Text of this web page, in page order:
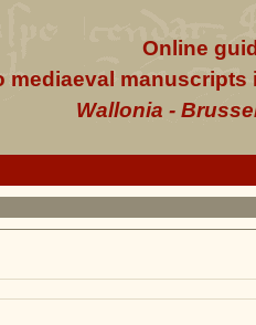
Online
mediaeval manuscripts
Wallonia -